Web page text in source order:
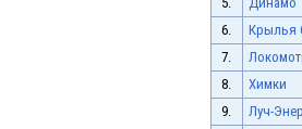
6.
Крылья
7.
8.
Химки
9.
Луч-